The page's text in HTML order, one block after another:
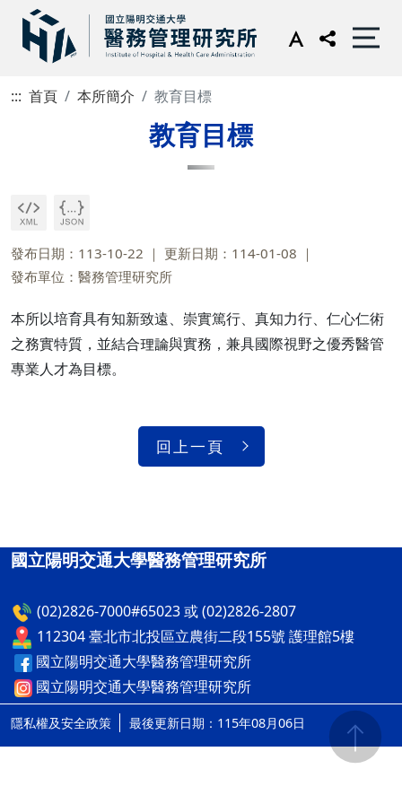
::: 首頁 本所簡介 教育目標
教育目標
發布日期：113-10-22
更新日期：114-01-08
發布單位：醫務管理研究所
本所以培育具有知新致遠、崇實篤行、真知力行、仁心仁術
之務實特質，並結合理論與實務，兼具國際視野之優秀醫管
專業人才為目標。
回上一頁
國立陽明交通大學醫務管理研究所
(02)2826-7000#65023 或 (02)2826-2807
112304 臺北市北投區立農街二段155號 護理館5樓
國立陽明交通大學醫務管理研究所
國立陽明交通大學醫務管理研究所
隱私權及安全政策 最後更新日期：115年08月06日 ap3